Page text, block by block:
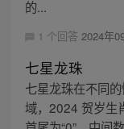
的...
1 个回答 2024年
七星龙珠
七星龙珠在不同
域，2024 贺岁生